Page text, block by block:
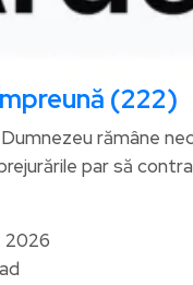
(222)
rămâne
par să
2026